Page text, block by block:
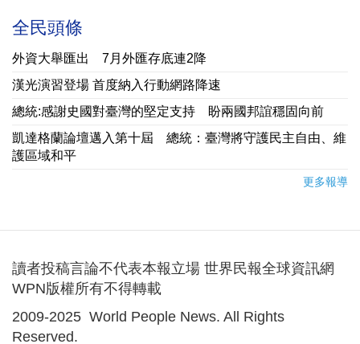
全民頭條
外資大舉匯出 7月外匯存底連2降
漢光演習登場 首度納入行動網路降速
總統:感謝史國對臺灣的堅定支持 盼兩國邦誼穩固向前
凱達格蘭論壇邁入第十屆 總統：臺灣將守護民主自由、維
護區域和平
更多報導
讀者投稿言論不代表本報立場 世界民報全球資訊網
WPN版權所有不得轉載
2009-2025 World People News. All Rights
Reserved.